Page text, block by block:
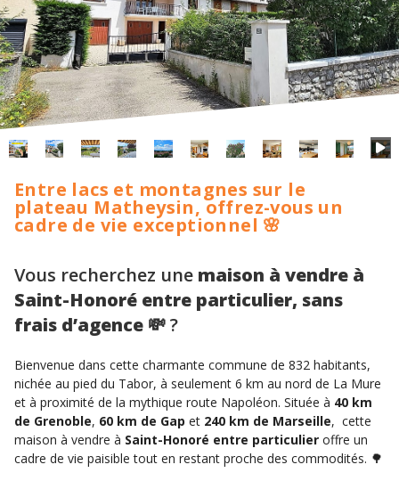
Entre lacs et montagnes sur le
plateau Matheysin, offrez-vous un
cadre de vie exceptionnel 🌸
Vous recherchez une maison à vendre à
Saint-Honoré entre particulier, sans
frais d’agence 💸?
Bienvenue dans cette charmante commune de 832 habitants,
nichée au pied du Tabor, à seulement 6 km au nord de La Mure
et à proximité de la mythique route Napoléon. Située à 40 km
de Grenoble, 60 km de Gap et 240 km de Marseille, cette
maison à vendre à Saint-Honoré entre particulier offre un
cadre de vie paisible tout en restant proche des commodités. 🌳